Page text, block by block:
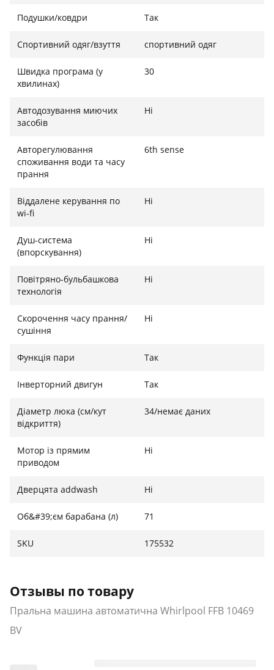
Подушки/ковдри Так
Спортивний одяг/взуття спортивний одяг
Швидка програма (у
хвилинах)
30
Автодозування миючих
засобів
Ні
Авторегулювання
споживання води та часу
прання
6th sense
Віддалене керування по
wi-fi
Ні
Душ-система
(впорскування)
Ні
Повітряно-бульбашкова
технологія
Ні
Скорочення часу прання/
сушіння
Ні
Функція пари Так
Інверторний двигун Так
Діаметр люка (см/кут
відкриття)
34/немає даних
Мотор із прямим
приводом
Ні
Дверцята addwash Ні
Об&#39;єм барабана (л) 71
SKU 175532
Отзывы по товару
Пральна машина автоматична Whirlpool FFB 10469
BV